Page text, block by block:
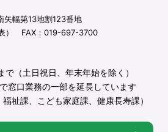
矢幅第13地割123番地
） FAX：019-697-3700
（土日祝日、年末年始を除く）
窓口業務の一部を延長しています
福祉課、こども家庭課、健康長寿課）